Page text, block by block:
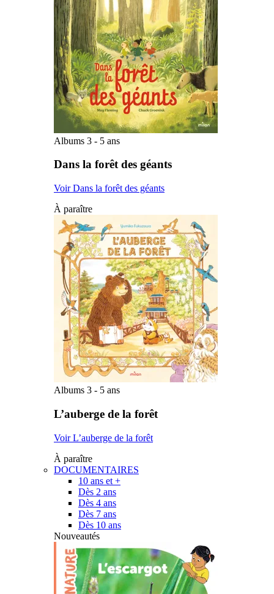
Albums 3 - 5 ans
Dans la forêt des géants
Voir Dans la forêt des géants
À paraître
Albums 3 - 5 ans
L’auberge de la forêt
Voir L’auberge de la forêt
À paraître
DOCUMENTAIRES
10 ans et +
Dès 2 ans
Dès 4 ans
Dès 7 ans
Dès 10 ans
Nouveautés